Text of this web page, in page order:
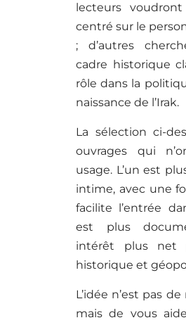
lecteurs
centré sur le
; d’autres
cadre historique
rôle dans la
naissance de l’Irak.
La sélection ci-
ouvrages qui
usage. L’un est
intime, avec une
facilite l’entrée
est plus
intérêt plus net
historique et
L’idée n’est pas
mais de vous